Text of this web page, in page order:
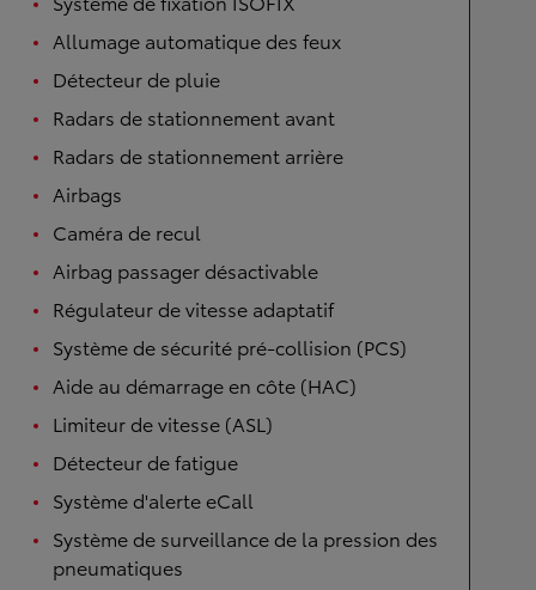
Allumage automatique des feux
Détecteur de pluie
Radars de stationnement avant
Radars de stationnement arrière
Airbags
Caméra de recul
Airbag passager désactivable
Régulateur de vitesse adaptatif
Système de sécurité pré-collision (PCS)
Aide au démarrage en côte (HAC)
Limiteur de vitesse (ASL)
Détecteur de fatigue
Système d'alerte eCall
Système de surveillance de la pression des
pneumatiques